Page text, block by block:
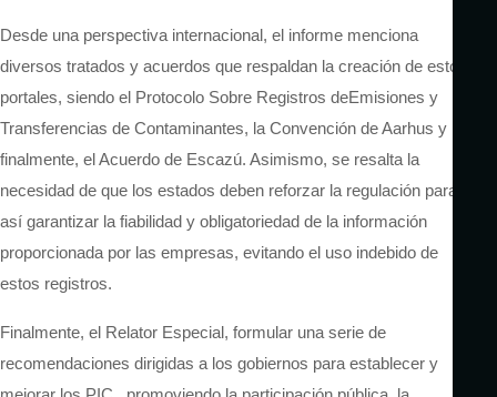
Desde una perspectiva internacional, el informe menciona
diversos tratados y acuerdos que respaldan la creación de estos
portales, siendo el Protocolo Sobre Registros deEmisiones y
Transferencias de Contaminantes, la Convención deAarhus y
finalmente, elAcuerdo de Escazú. Asimismo, se resalta la
necesidad de que los estados deben reforzar la regulación para
así garantizar la fiabilidad y obligatoriedad de la información
proporcionada por las empresas, evitando el uso indebido de
estos registros.
Finalmente, el Relator Especial, formular una serie de
recomendaciones dirigidas a los gobiernos para establecer y